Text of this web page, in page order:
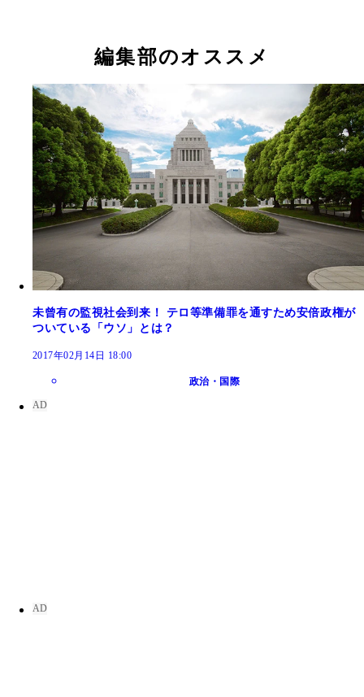
編集部のオススメ
未曾有の監視社会到来！ テロ等準備罪を通すため安倍政権が
ついている「ウソ」とは？
2017年02月14日 18:00
政治・国際